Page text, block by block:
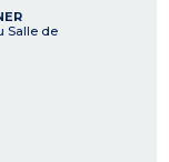
Salle de